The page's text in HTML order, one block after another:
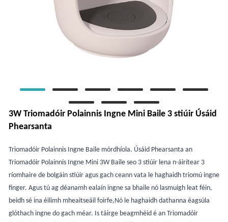
3W Triomadóir Polainnis Ingne Mini Baile 3 stiúir Úsáid
Phearsanta
Triomadóir Polainnis Ingne Baile mórdhíola. Úsáid Phearsanta an
Triomadóir Polainnis Ingne Mini 3W Baile seo 3 stiúir lena n-áirítear 3
ríomhaire de bolgáin stiúir agus gach ceann vata le haghaidh triomú ingne
finger. Agus tú ag déanamh ealaín ingne sa bhaile nó lasmuigh leat féin,
beidh sé ina éilimh mheaitseáil foirfe,Nó le haghaidh dathanna éagsúla
glóthach ingne do gach méar. Is táirge beagmhéid é an Triomadóir